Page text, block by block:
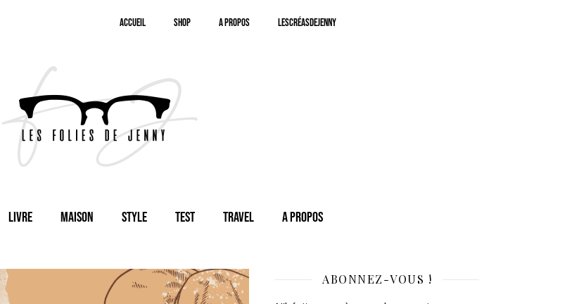
Accueil SHOP A Propos LesCréasdeJenny
Livre Maison Style Test Travel A Propos
ABONNEZ-VOUS !